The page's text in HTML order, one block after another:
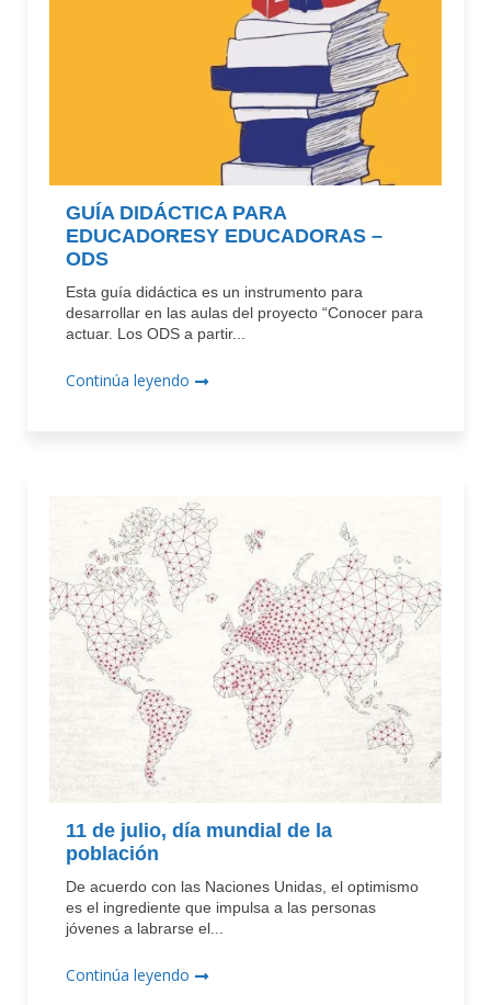
GUÍA DIDÁCTICA PARA
EDUCADORESY EDUCADORAS –
ODS
Esta guía didáctica es un instrumento para
desarrollar en las aulas del proyecto “Conocer para
actuar. Los ODS a partir...
Continúa leyendo
11 de julio, día mundial de la
población
De acuerdo con las Naciones Unidas, el optimismo
es el ingrediente que impulsa a las personas
jóvenes a labrarse el...
Continúa leyendo